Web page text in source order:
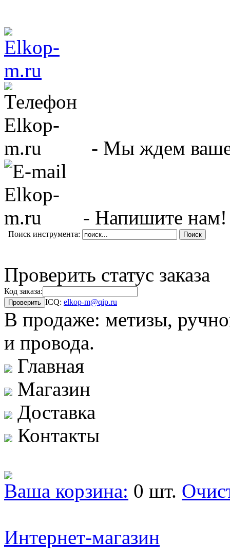
- Мы ждем
- Напишите нам!
Поиск инструмента:
Проверить статус заказа
Код заказа:
ICQ: elkop-m@qip.ru
В продаже: метизы,
и провода.
Главная
Магазин
Доставка
Контакты
Ваша корзина: 0 шт.
Интернет-магазин